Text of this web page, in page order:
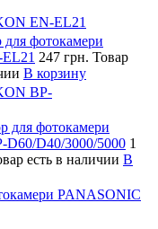
EN-EL21
для фотокамери
247 грн. Товар
В корзину
BP-
для фотокамери
D40/3000/5000 1
есть в наличии В
PANASONIC